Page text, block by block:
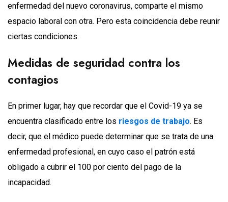
enfermedad del nuevo coronavirus, comparte el mismo
espacio laboral con otra. Pero esta coincidencia debe reunir
ciertas condiciones.
Medidas de seguridad contra los
contagios
En primer lugar, hay que recordar que el Covid-19 ya se
encuentra clasificado entre los riesgos de trabajo. Es
decir, que el médico puede determinar que se trata de una
enfermedad profesional, en cuyo caso el patrón está
obligado a cubrir el 100 por ciento del pago de la
incapacidad.